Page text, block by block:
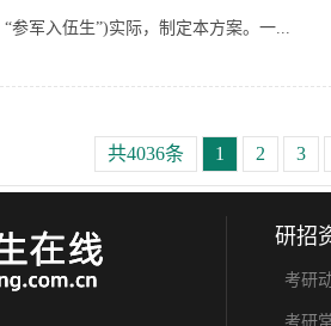
“参军入伍生”)实际，制定本方案。一...
共4036条 1 2 3
研招
考研
考研